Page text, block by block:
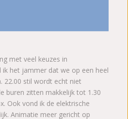
met veel keuzes in
ik het jammer dat we op een heel
22.00 stil wordt echt niet
buren zitten makkelijk tot 1.30
Ook vond ik de elektrische
Animatie meer gericht op